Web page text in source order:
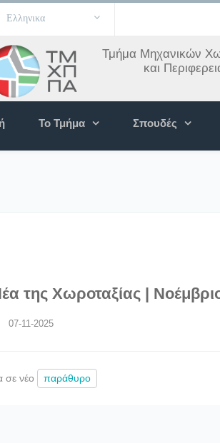
Ελληνικα
Τμήμα Μηχανικών
και
Το Τμήμα Σπουδές
της Χωροταξίας |
07-11-2025
σε νέο παράθυρο